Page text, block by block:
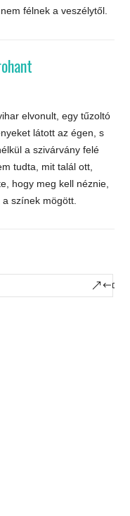
félnek a veszélytől.
elvonult, egy tűzoltó
látott az égen, s
a szivárvány felé
tudta, mit talál ott,
hogy meg kell néznie,
színek mögött.